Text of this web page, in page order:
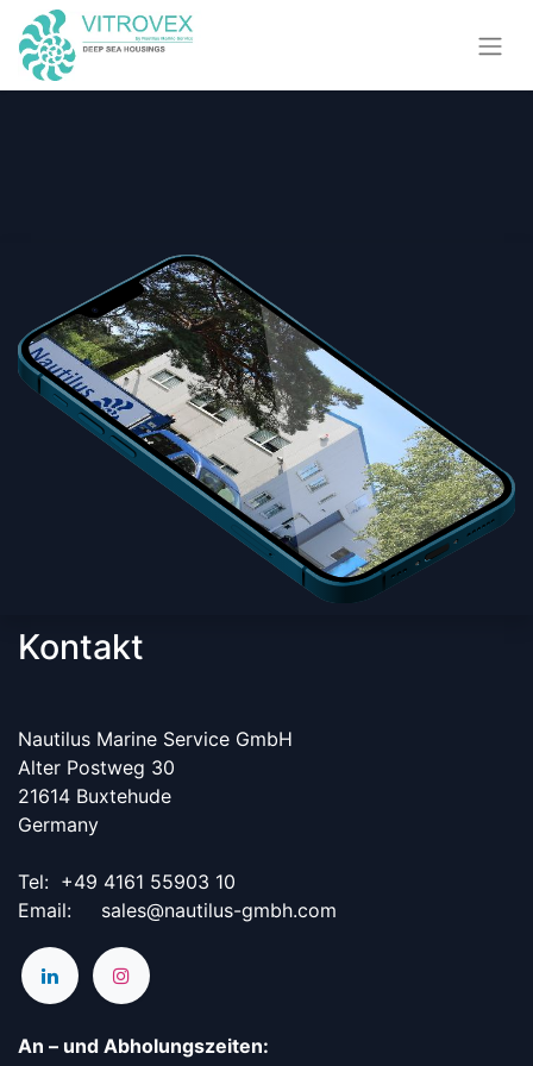
Kontakt
Nautilus Marine Service GmbH
Alter Postweg 30
21614 Buxtehude
Germany
Tel: ​+49 4161 55903 10
Email: sales@nautilus-gmbh.com
An – und Abholungszeiten: